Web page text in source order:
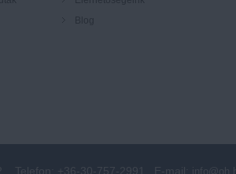
Telefon: +36-30-757-2991 E-mail: